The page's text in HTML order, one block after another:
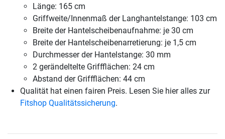
Länge: 165 cm
Griffweite/Innenmaß der Langhantelstange: 103 cm
Breite der Hantelscheibenaufnahme: je 30 cm
Breite der Hantelscheibenarretierung: je 1,5 cm
Durchmesser der Hantelstange: 30 mm
2 gerändeltelte Griffflächen: 24 cm
Abstand der Griffflächen: 44 cm
Qualität hat einen fairen Preis. Lesen Sie hier alles zur
Fitshop Qualitätssicherung.